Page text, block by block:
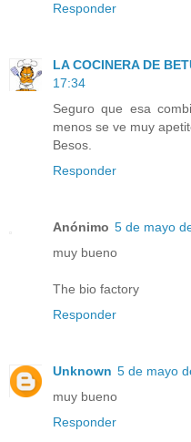
Responder
LA COCINERA DE
17:34
Seguro que esa
menos se ve muy
Besos.
Responder
Anónimo 5 de mayo
muy bueno
The bio factory
Responder
Unknown 5 de mayo
muy bueno
Responder